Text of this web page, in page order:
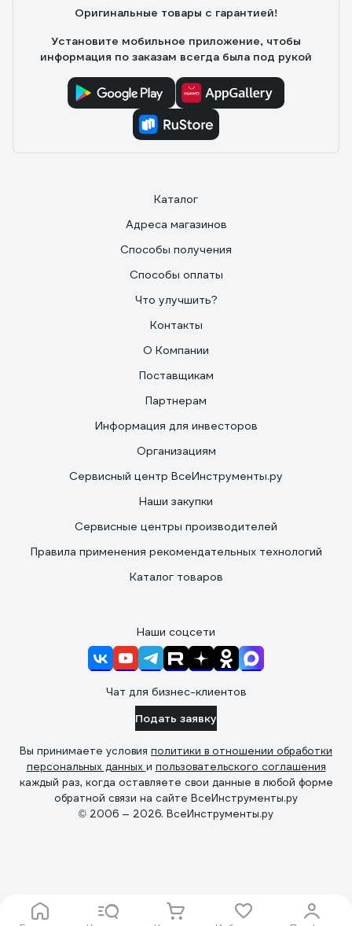
Оригинальные товары с гарантией!
Установите мобильное приложение, чтобы
информация по заказам всегда была под рукой
Каталог
Адреса магазинов
Способы получения
Способы оплаты
Что улучшить?
Контакты
О Компании
Поставщикам
Партнерам
Информация для инвесторов
Организациям
Сервисный центр ВсеИнструменты.ру
Наши закупки
Сервисные центры производителей
Правила применения рекомендательных технологий
Каталог товаров
Наши соцсети
Чат для бизнес-клиентов
Подать заявку
Вы принимаете условия политики в отношении обработки
персональных данных и пользовательского соглашения
каждый раз, когда оставляете свои данные в любой форме
обратной связи на сайте ВсеИнструменты.ру
© 2006 — 2026. ВсеИнструменты.ру